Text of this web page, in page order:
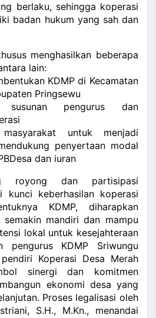
berlaku, sehingga koperasi
badan hukum yang sah dan
menghasilkan beberapa
lain:
KDMP di Kecamatan
Pringsewu
susunan pengurus dan
masyarakat untuk menjadi
penyertaan modal
dan iuran
royong dan partisipasi
kunci keberhasilan koperasi
KDMP, diharapkan
semakin mandiri dan mampu
lokal untuk kesejahteraan
pengurus KDMP Sriwungu
Koperasi Desa Merah
sinergi dan komitmen
ekonomi desa yang
Proses legalisasi oleh
S.H., M.Kn., menandai